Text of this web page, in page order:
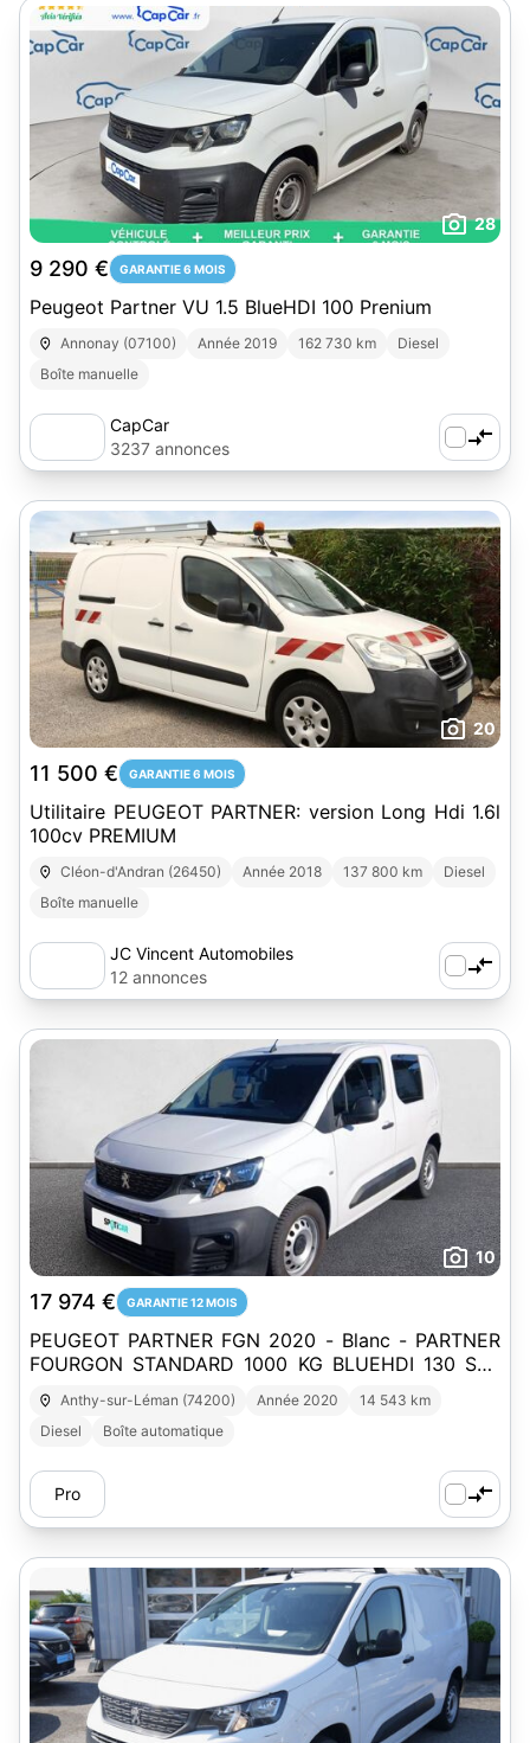
28
9 290 € GARANTIE 6 MOIS
Peugeot Partner VU 1.5 BlueHDI 100 Prenium
Annonay (07100) Année 2019 162 730 km
Diesel
Boîte manuelle
CapCar
3237 annonces
20
11 500 € GARANTIE 6 MOIS
Utilitaire PEUGEOT PARTNER: version Long Hdi 1.6l
100cv PREMIUM
Cléon-d'Andran (26450) Année 2018 137 800 km
Diesel
Boîte manuelle
JC Vincent Automobiles
12 annonces
10
17 974 € GARANTIE 12 MOIS
PEUGEOT PARTNER FGN 2020 - Blanc - PARTNER
FOURGON STANDARD 1000 KG BLUEHDI 130 S&S
EAT8 GRIP
Anthy-sur-Léman (74200) Année 2020
14 543 km
Diesel
Boîte automatique
Pro